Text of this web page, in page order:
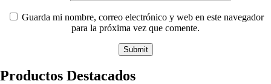
Guarda mi nombre, correo electrónico y web en este navegador
para la próxima vez que comente.
Productos Destacados